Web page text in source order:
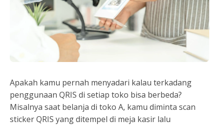
Apakah kamu pernah menyadari kalau terkadang
penggunaan QRIS di setiap toko bisa berbeda?
Misalnya saat belanja di toko A, kamu diminta scan
sticker QRIS yang ditempel di meja kasir lalu